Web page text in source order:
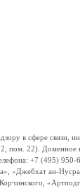
в сфере связи,
пом. 22). Доменное
+7 (495) 950-
«Джебхат ан-